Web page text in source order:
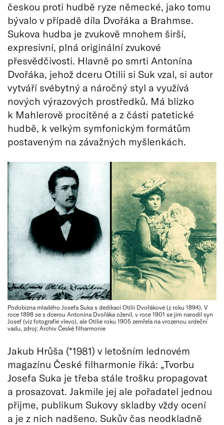
českou proti hudbě ryze německé, jako tomu
bývalo v případě díla Dvořáka a Brahmse.
Sukova hudba je zvukově mnohem širší,
expresivní, plná originální zvukové
přesvědčivosti. Hlavně po smrti Antonína
Dvořáka, jehož dceru Otilii si Suk vzal, si autor
vytváří svébytný a náročný styl a využívá
nových výrazových prostředků. Má blízko
k Mahlerově procítěné a z části patetické
hudbě, k velkým symfonickým formátům
postaveným na závažných myšlenkách.
Podobizna mladého Josefa Suka s dedikací Otilii Dvořákové (z roku 1894). V
roce 1898 se s dcerou Antonína Dvořáka oženil, v roce 1901 se jim narodil syn
Josef (viz fotografie vlevo), ale Otilie roku 1905 zemřela na vrozenou srdeční
vadu, zdroj: Archiv České filharmonie
Jakub Hrůša (*1981) v letošním lednovém
magazínu České filharmonie říká: „Tvorbu
Josefa Suka je třeba stále trošku propagovat
a prosazovat. Jakmile jej ale pořadatel jednou
přijme, publikum Sukovy skladby vždy ocení
a je z nich nadšeno. Sukův čas neodkladně